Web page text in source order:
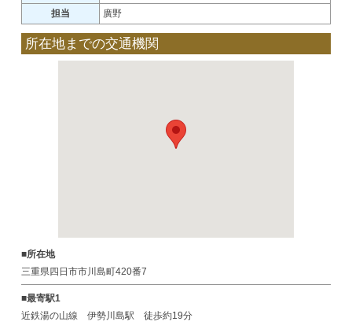
担当
廣野
所在地までの交通機関
■所在地
三重県四日市市川島町420番7
■最寄駅1
近鉄湯の山線 伊勢川島駅 徒歩約19分